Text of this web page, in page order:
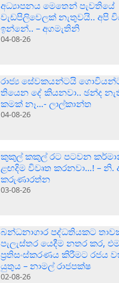
අධ්‍යාපනය මෙතෙන් පැවතියේ
වැඩපිලිවෙලක් නැතුවයි.. අපි
ඉන්නේ.. – අගමැතිනි
04-08-26
රාජ්‍ය සේවකයන්ටයි
තියෙන දේ කියනවා.. ඡන්ද
කමක් නෑ…- ලාල්කාන්ත
04-08-26
කුකුල් කකුල් රට පටවන
ළඟදිම විවෘත කරනවා…! –
කරුණාරත්න
03-08-26
බන්ධනාගාර පද්ධතියකට
පැලැස්තර යෙදීම නතර කර,
ප්‍රතිසංස්කරණය කිරීමට රජය
යුතුය – නාමල් රාජපක්ෂ
02-08-26